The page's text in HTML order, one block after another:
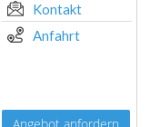
Kontakt
Anfahrt